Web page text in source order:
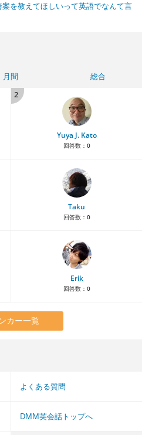
を教えてほしいって英語でなんて言
月間
総合
2
Yuya J. Kato
回答数： 0
Taku
回答数： 0
Erik
回答数： 0
カー一覧
よくある質問
DMM英会話トップへ